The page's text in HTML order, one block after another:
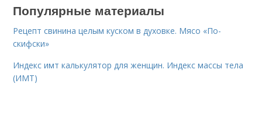
Популярные материалы
Рецепт свинина целым куском в духовке. Мясо «По-
скифски»
Индекс имт калькулятор для женщин. Индекс массы тела
(ИМТ)